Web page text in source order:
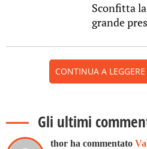
Sconfitta
grande
CONTINUA A
Gli ultimi
thor ha commentato